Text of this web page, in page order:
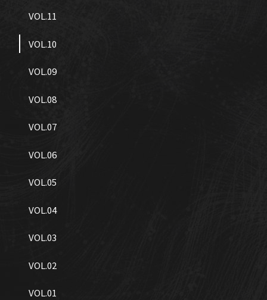
VOL.11
VOL.10
VOL.09
VOL.08
VOL.07
VOL.06
VOL.05
VOL.04
VOL.03
VOL.02
VOL.01